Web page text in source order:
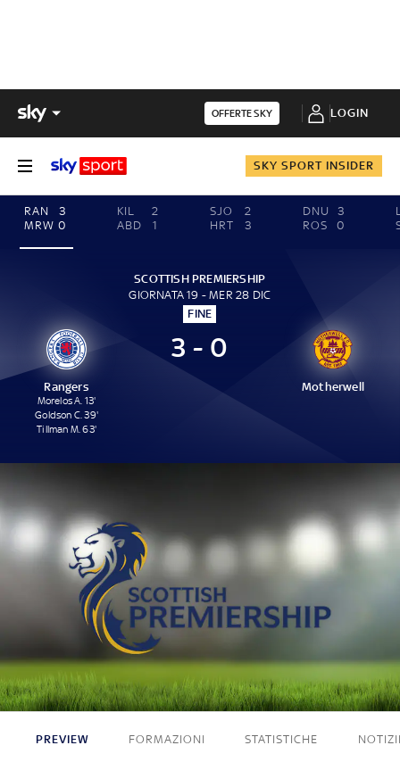
OFFERTE SKY LOGIN
SKY SPORT INSIDER
RAN
3
MRW 0
KIL
2
ABD
1
SJO
2
HRT
3
DNU
3
ROS
0
SCOTTISH PREMIERSHIP
GIORNATA 19 - MER 28 DIC
FINE
Rangers
Morelos A. 13'
Goldson C. 39'
Tillman M. 63'
3 - 0
Motherwell
3 - 0
PREVIEW FORMAZIONI STATISTICHE